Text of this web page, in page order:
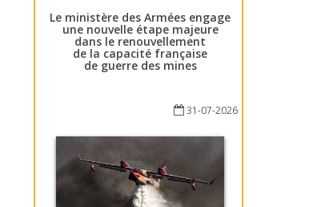
Le ministère des Armées engage
une nouvelle étape majeure
dans le renouvellement
de la capacité française
de guerre des mines
31-07-2026